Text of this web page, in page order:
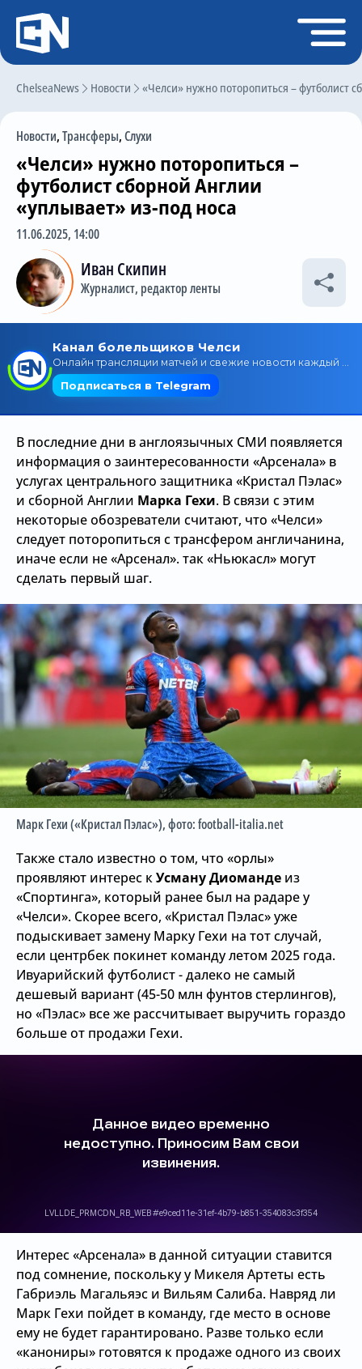
ChelseaNews Новости «Челси» нужно поторопиться – футболист
Новости,Трансферы,Слухи
«Челси» нужно поторопиться –
футболист сборной Англии
«уплывает» из-под носа
11.06.2025, 14:00
Иван Скипин
Журналист, редактор ленты
В последние дни в англоязычных СМИ появляется
информация о заинтересованности «Арсенала» в
услугах центрального защитника «Кристал Пэлас»
и сборной Англии Марка Гехи. В связи с этим
некоторые обозреватели считают, что «Челси»
следует поторопиться с трансфером англичанина,
иначе если не «Арсенал». так «Ньюкасл» могут
сделать первый шаг.
Марк Гехи («Кристал Пэлас»), фото: football-italia.net
Также стало известно о том, что «орлы»
проявляют интерес кУсману Диоманде из
«Спортинга», который ранее был на радаре у
«Челси». Скорее всего, «Кристал Пэлас» уже
подыскивает замену Марку Гехи на тот случай,
если центрбек покинет команду летом 2025 года.
Ивуарийский футболист - далеко не самый
дешевый вариант (45-50 млн фунтов стерлингов),
но «Пэлас» все же рассчитывает выручить гораздо
больше от продажи Гехи.
Интерес «Арсенала» в данной ситуации ставится
под сомнение, поскольку у Микеля Артеты есть
Габриэль Магальяэс и Вильям Салиба. Навряд ли
Марк Гехи пойдет в команду, где место в основе
ему не будет гарантировано. Разве только если
«канониры» готовятся к продаже одного из своих
Регистрация
Главная
Чат
Трансферы
Слухи
История Челси
Статистика
Календарь игр
Поиск по сайту
Трансляции
О сайте
Контакты